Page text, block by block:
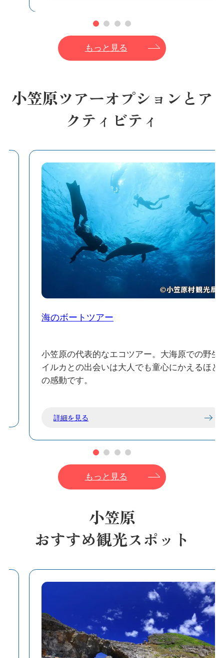
もっと見る
小笠原ツアーオプションとア
クティビティ
海のボートツアー
小笠原の代表的なエコツアー。大海原での野生
イルカとの出会いは大人でも童心にかえるほど
の感動です。
詳細を見る
もっと見る
小笠原
おすすめ観光スポット